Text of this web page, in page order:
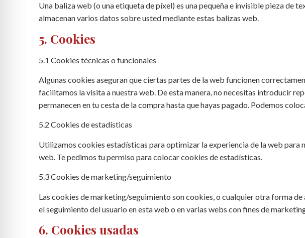
Una baliza web (o una etiqueta de píxel) es una pequeña e invisible pieza de
almacenan varios datos sobre usted mediante estas balizas web.
5. Cookies
5.1 Cookies técnicas o funcionales
Algunas cookies aseguran que ciertas partes de la web funcionen
facilitamos la visita a nuestra web. De esta manera, no necesitas introducir
permanecen en tu cesta de la compra hasta que hayas pagado. Podemos
5.2 Cookies de estadísticas
Utilizamos cookies estadísticas para optimizar la experiencia de la web
web. Te pedimos tu permiso para colocar cookies de estadísticas.
5.3 Cookies de marketing/seguimiento
Las cookies de marketing/seguimiento son cookies, o cualquier otra forma
el seguimiento del usuario en esta web o en varias webs con fines de
6. Cookies usadas